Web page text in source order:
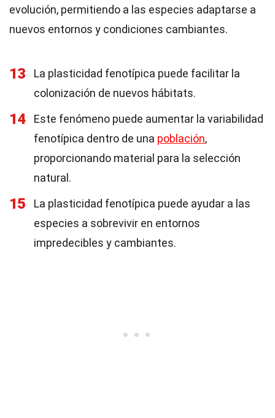
evolución, permitiendo a las especies adaptarse a
nuevos entornos y condiciones cambiantes.
13
La plasticidad fenotípica puede facilitar la
colonización de nuevos hábitats.
14
Este fenómeno puede aumentar la variabilidad
fenotípica dentro de una población,
proporcionando material para la selección
natural.
15
La plasticidad fenotípica puede ayudar a las
especies a sobrevivir en entornos
impredecibles y cambiantes.